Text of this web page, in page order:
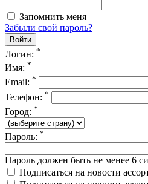
Запомнить меня
Забыли свой пароль?
Логин: *
Имя: *
Email: *
Телефон: *
Город: *
Пароль: *
Пароль должен быть не менее 6
Подписаться на новости